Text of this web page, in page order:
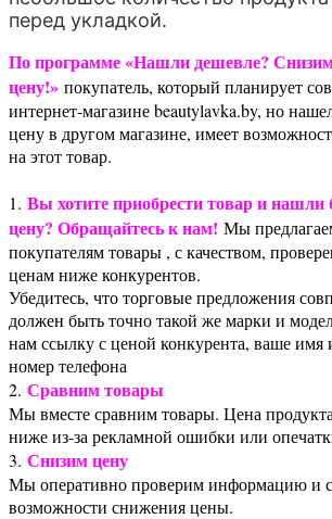
перед укладкой.
По программе «Нашли дешевле?
цену!» покупатель, который планирует
интернет-магазине beautylavka.by, но
цену в другом магазине, имеет
на этот товар.
1. Вы хотите приобрести товар и нашли
цену? Обращайтесь к нам! Мы
покупателям товары , с качеством,
ценам ниже конкурентов.
Убедитесь, что торговые предложения
должен быть точно такой же марки и
нам ссылку с ценой конкурента, ваше
номер телефона
2. Сравним товары
Мы вместе сравним товары. Цена
ниже из-за рекламной ошибки или
3. Снизим цену
Мы оперативно проверим информацию и
возможности снижения цены.